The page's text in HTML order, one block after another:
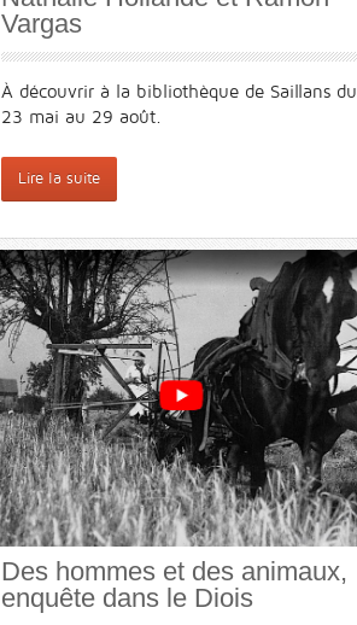
Vargas
À découvrir à la bibliothèque de Saillans du
23 mai au 29 août.
Lire la suite
Des hommes et des animaux,
enquête dans le Diois